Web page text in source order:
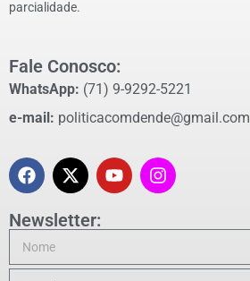
parcialidade.
Fale Conosco:
WhatsApp: (71) 9-9292-5221
e-mail: politicacomdende@gmail.com
Newsletter: